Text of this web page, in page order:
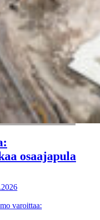
osaajapula
varoittaa: